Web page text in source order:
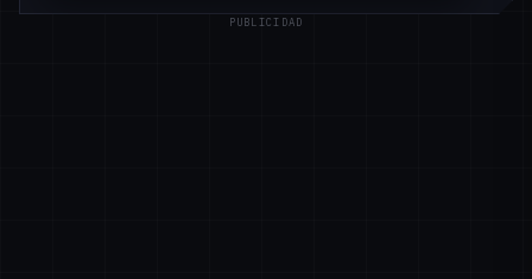
PUBLICIDAD